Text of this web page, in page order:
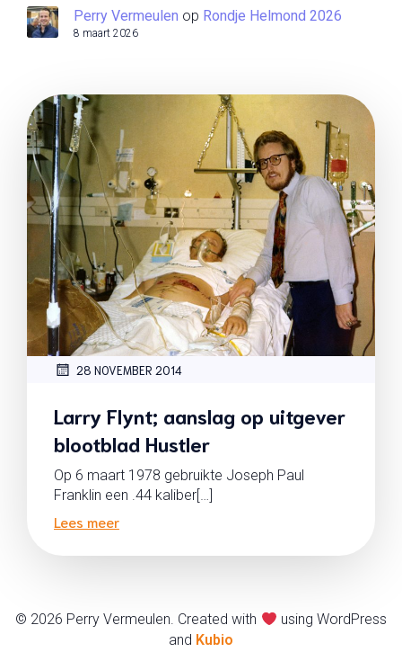
Perry Vermeulen op Rondje Helmond 2026
8 maart 2026
28 NOVEMBER 2014
Larry Flynt; aanslag op uitgever
blootblad Hustler
Op 6 maart 1978 gebruikte Joseph Paul
Franklin een .44 kaliber[…]
Lees meer
© 2026 Perry Vermeulen. Created with
using WordPress
and Kubio